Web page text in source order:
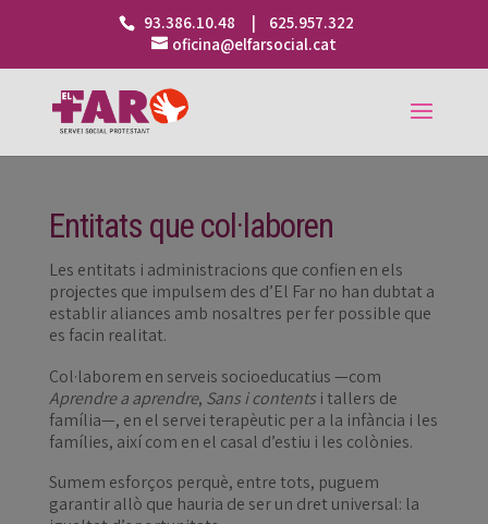
93.386.10.48 | 625.957.322
oficina@elfarsocial.cat
Entitats que col·laboren
Les entitats i administracions que confien en els
projectes que impulsem des d’El Far no han dubtat a
establir aliances amb nosaltres per fer possible que
es facin realitat.
Col·laborem en serveis socioeducatius —com
Aprendre a aprendre, Sans i contentsi tallers de
família—, en el servei terapèutic per a la infància i les
famílies, així com en el casal d’estiu i les colònies.
Sumem esforços perquè, entre tots, puguem
garantir allò que hauria de ser un dret universal: la